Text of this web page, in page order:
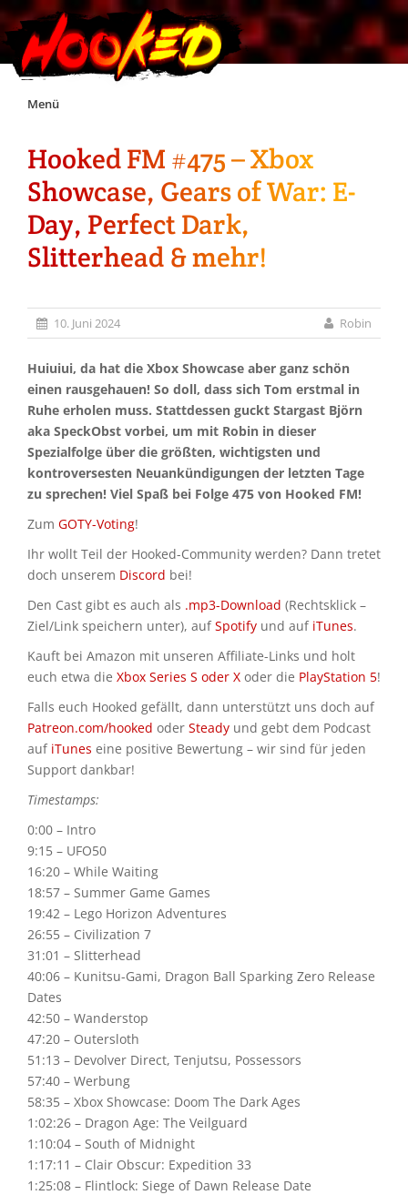
Skip
Menü
Unterstützt Hooked!
Exklusiv für Supporter*innen
Impressum
Jobs
Discord
Hooked FM #475 – Xbox
Showcase, Gears of War: E-
Day, Perfect Dark,
Slitterhead & mehr!
10. Juni 2024 Robin
Huiuiui, da hat die Xbox Showcase aber ganz schön
einen rausgehauen! So doll, dass sich Tom erstmal in
Ruhe erholen muss. Stattdessen guckt Stargast Björn
aka SpeckObst vorbei, um mit Robin in dieser
Spezialfolge über die größten, wichtigsten und
kontroversesten Neuankündigungen der letzten Tage
zu sprechen! Viel Spaß bei Folge 475 von Hooked FM!
Zum GOTY-Voting!
Ihr wollt Teil der Hooked-Community werden? Dann tretet
doch unserem Discord bei!
Den Cast gibt es auch als .mp3-Download (Rechtsklick –
Ziel/Link speichern unter), aufSpotify und auf iTunes.
Kauft bei Amazon mit unseren Affiliate-Links und holt
euch etwa die Xbox Series S oder X oder die PlayStation 5!
Falls euch Hooked gefällt, dann unterstützt uns doch auf
Patreon.com/hooked oder Steady und gebt dem Podcast
auf iTunes eine positive Bewertung – wir sind für jeden
Support dankbar!
Timestamps:
0:00 – Intro
9:15 – UFO50
16:20 – While Waiting
18:57 – Summer Game Games
19:42 – Lego Horizon Adventures
26:55 – Civilization 7
31:01 – Slitterhead
40:06 – Kunitsu-Gami, Dragon Ball Sparking Zero Release
Dates
42:50 – Wanderstop
47:20 – Outersloth
51:13 – Devolver Direct, Tenjutsu, Possessors
57:40 – Werbung
58:35 – Xbox Showcase: Doom The Dark Ages
1:02:26 – Dragon Age: The Veilguard
1:10:04 – South of Midnight
1:17:11 – Clair Obscur: Expedition 33
1:25:08 – Flintlock: Siege of Dawn Release Date